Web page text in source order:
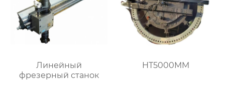
Линейный
фрезерный станок
HT5000MM